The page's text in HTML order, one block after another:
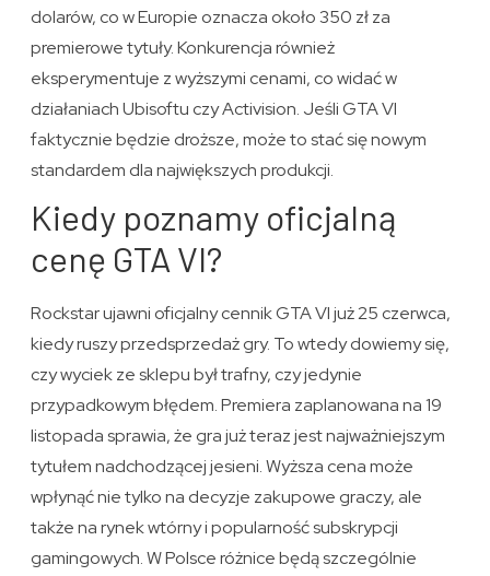
dolarów, co w Europie oznacza około 350 zł za
premierowe tytuły. Konkurencja również
eksperymentuje z wyższymi cenami, co widać w
działaniach Ubisoftu czy Activision. Jeśli GTA VI
faktycznie będzie droższe, może to stać się nowym
standardem dla największych produkcji.
Kiedy poznamy oficjalną
cenę GTA VI?
Rockstar ujawni oficjalny cennik GTA VI już 25 czerwca,
kiedy ruszy przedsprzedaż gry. To wtedy dowiemy się,
czy wyciek ze sklepu był trafny, czy jedynie
przypadkowym błędem. Premiera zaplanowana na 19
listopada sprawia, że gra już teraz jest najważniejszym
tytułem nadchodzącej jesieni. Wyższa cena może
wpłynąć nie tylko na decyzje zakupowe graczy, ale
także na rynek wtórny i popularność subskrypcji
gamingowych. W Polsce różnice będą szczególnie